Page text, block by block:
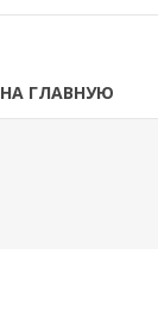
НА ГЛАВНУЮ